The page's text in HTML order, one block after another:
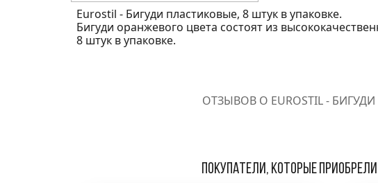
Eurostil - Бигуди пластиковые, 8 штук в упаковке.
Бигуди оранжевого цвета состоят из
8 штук в упаковке.
ОТЗЫВОВ О EUROSTIL -
Покупатели, которые